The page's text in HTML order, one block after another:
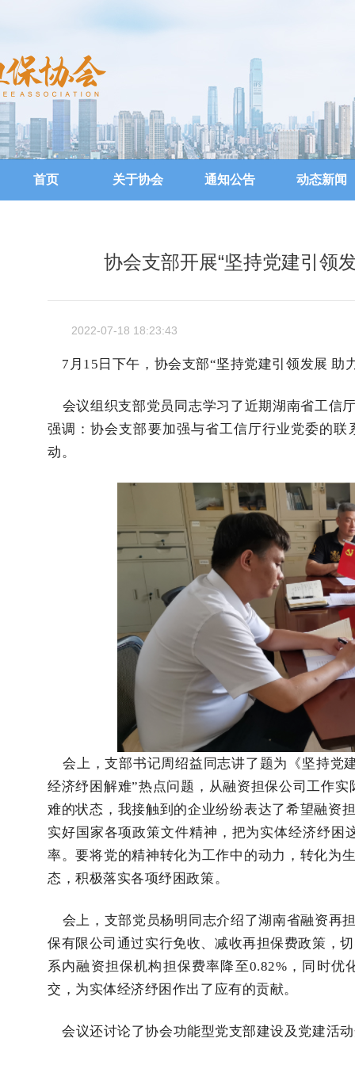
首页 关于协会 通知公告 动态新闻
协会支部开展“坚持党建引领
2022-07-18 18:23:43
7月15日下午，协会支部“坚持党建引领发展 助
会议组织支部党员同志学习了近期湖南省工信
强调：协会支部要加强与省工信厅行业党委的
动。
会上，支部书记周绍益同志讲了题为《坚持党
经济纾困解难”热点问题，从融资担保公司工作
难的状态，我接触到的企业纷纷表达了希望融资
实好国家各项政策文件精神，把为实体经济纾困
率。要将党的精神转化为工作中的动力，转化为
态，积极落实各项纾困政策。
会上，支部党员杨明同志介绍了湖南省融资再
保有限公司通过实行免收、减收再担保费政策，
系内融资担保机构担保费率降至0.82%，同时
交，为实体经济纾困作出了应有的贡献。
会议还讨论了协会功能型党支部建设及党建活